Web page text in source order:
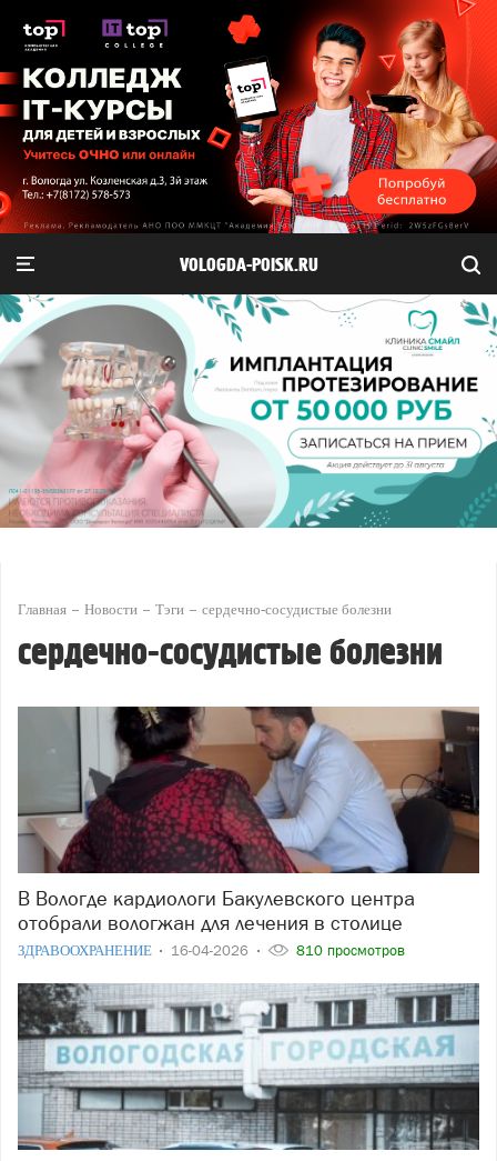
VOLOGDA-POISK.RU
Главная Новости Тэги сердечно-сосудистые болезни
сердечно-сосудистые болезни
В Вологде кардиологи Бакулевского центра
отобрали вологжан для лечения в столице
ЗДРАВООХРАНЕНИЕ 16-04-2026 810 просмотров